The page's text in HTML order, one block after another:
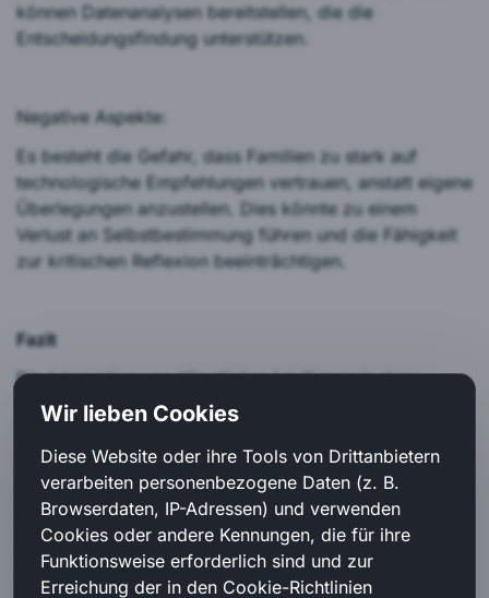
können Datenanalysen bereitstellen, die die
Entscheidungsfindung unterstützen.
Negative Aspekte:
Es besteht die Gefahr, dass Familien zu stark auf
technologische Empfehlungen vertrauen, anstatt eigene
Überlegungen anzustellen. Dies könnte zu einem
Verlust an Selbstbestimmung führen und die Fähigkeit
zur kritischen Reflexion beeinträchtigen.
Fazit
Die Integration von Künstlicher Intelligenz in den
Familienalltag bietet sowohl Chancen als auch
Familienleben zu bereichern und zu erleichtern, müssen
die negativen Auswirkungen und ethischen Bedenken
sorgfältig abgewogen werden. Ein bewusster und
verantwortungsvoller Umgang mit diesen Technologien
ist entscheidend, um die positiven Aspekte zu
maximieren und die negativen zu minimieren.
Wir lieben Cookies
Diese Website oder ihre Tools von Drittanbietern
verarbeiten personenbezogene Daten (z. B.
Browserdaten, IP-Adressen) und verwenden
Cookies oder andere Kennungen, die für ihre
Funktionsweise erforderlich sind und zur
Erreichung der in den Cookie-Richtlinien